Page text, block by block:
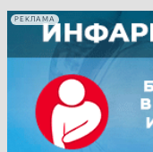
РЕКЛАМА